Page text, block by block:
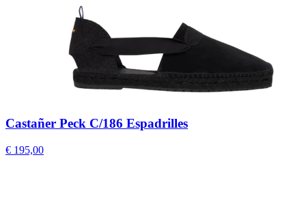
Castañer Peck C/186 Espadrilles
€ 195,00